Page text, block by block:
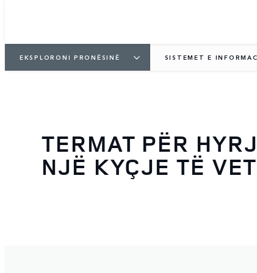
EKSPLORONI PRONËSINË SISTEMET E
TERMAT PËR
NJË KYÇJE TË